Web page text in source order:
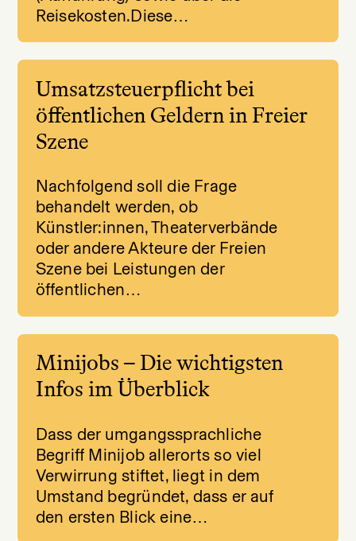
Reisekosten.Diese…
Umsatzsteuerpflicht bei
öffentlichen Geldern in Freier
Szene
Nachfolgend soll die Frage
behandelt werden, ob
Künstler:innen, Theaterverbände
oder andere Akteure der Freien
Szene bei Leistungen der
öffentlichen…
Minijobs – Die wichtigsten
Infos im Überblick
Dass der umgangssprachliche
Begriff Minijob allerorts so viel
Verwirrung stiftet, liegt in dem
Umstand begründet, dass er auf
den ersten Blick eine…